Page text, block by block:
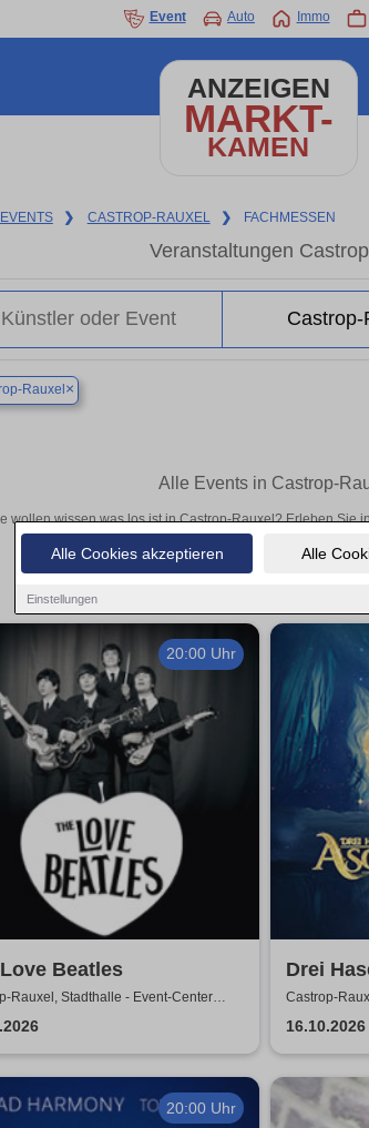
Alle Cookies akzeptieren Alle
Einstellungen
Event Auto Immo
ANZEIGEN
MARKT-
KAMEN
EVENTS ❯ CASTROP-RAUXEL ❯ FACHMESSEN
Veranstaltungen
Rauxel ×
Alle Events in Castrop-
wollen wissen was los ist in Castrop-Rauxel? Erleben Sie
Theateraufführungen oder aufregende
20:00 Uhr
Beatles
Rauxel, Stadthalle - Event-Center
Rauxel
Drei
Castrop-
GmbH
16.10.2026
20:00 Uhr